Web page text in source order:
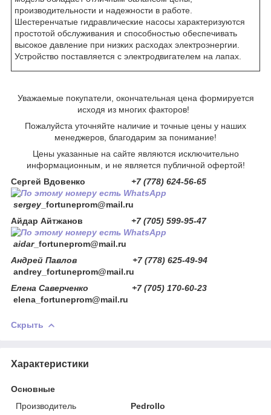
производительности и надежности в работе.
Шестеренчатые гидравлические насосы характеризуются
простотой обслуживания и способностью обеспечивать
высокое давление при низких расходах электроэнергии.
Устройство поставляется с электродвигателем на лапах.
Уважаемые покупатели, окончательная цена формируется
исходя из многих факторов!
Пожалуйста уточняйте наличие и точные цены у наших
менеджеров, благодарим за понимание!
Цены указанные на сайте являются исключительно
информационным, и не является публичной офертой!
Сергей Вдовенко
+7 (778) 624-56-65
sergey _fortuneprom@mail.ru
Айдар Айтжанов
+7 (705) 599-95-47
aidar_fortuneprom@mail.ru
Андрей Павлов +7 (778) 625-49-94
andrey_fortuneprom@mail.ru
Елена Саверченко +7 (705) 170-60-23
elena_fortuneprom@mail.ru
Скрыть
Характеристики
Основные
Производитель
Pedrollo